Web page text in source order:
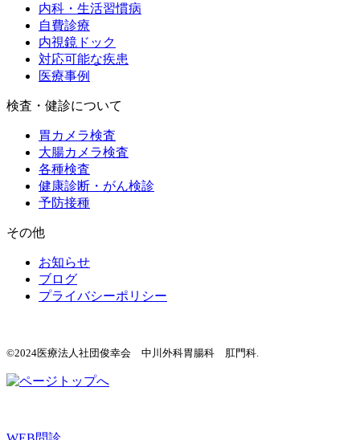
内科・生活習慣病
自費診療
内視鏡ドック
対応可能な疾患
医療事例
検査・健診について
胃カメラ検査
大腸カメラ検査
各種検査
健康診断・がん検診
予防接種
その他
お知らせ
ブログ
プライバシーポリシー
©2024医療法人社団俊幸会 中川外科胃腸科 肛門科.